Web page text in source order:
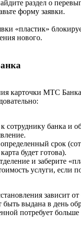
раздел о
форму заявки.
«пластик»
нового.
карточки МТС
сотруднику банка и
срок
будет готова).
и заберите
услуги, если
зависит
выдана в день
потребует